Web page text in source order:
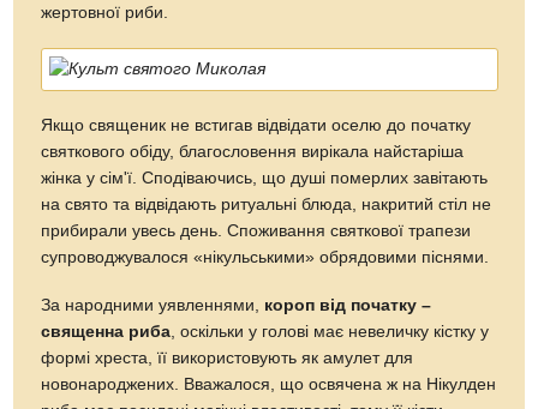
жертовної риби.
Якщо священик не встигав відвідати оселю до початку
святкового обіду, благословення вирікала найстаріша
жінка у сім'ї. Сподіваючись, що душі померлих завітають
на свято та відвідають ритуальні блюда, накритий стіл не
прибирали увесь день. Споживання святкової трапези
супроводжувалося «нікульськими» обрядовими піснями.
За народними уявленнями, короп від початку –
священна риба, оскільки у голові має невеличку кістку у
формі хреста, її використовують як амулет для
новонароджених. Вважалося, що освячена ж на Нікулден